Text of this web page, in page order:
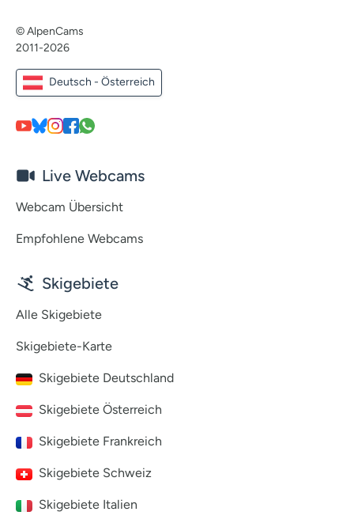
© AlpenCams
2011-2026
Deutsch - Österreich
Live Webcams
Webcam Übersicht
Empfohlene Webcams
Skigebiete
Alle Skigebiete
Skigebiete-Karte
Skigebiete Deutschland
Skigebiete Österreich
Skigebiete Frankreich
Skigebiete Schweiz
Skigebiete Italien